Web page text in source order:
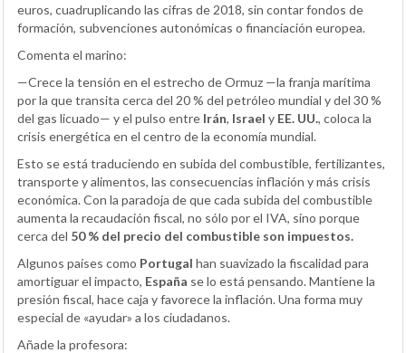
euros, cuadruplicando las cifras de 2018, sin contar fondos de
formación, subvenciones autonómicas o financiación europea.
Comenta el marino:
—Crece la tensión en el estrecho de Ormuz —la franja marítima
por la que transita cerca del 20 % del petróleo mundial y del 30 %
del gas licuado— y el pulso entre Irán, Israel y EE. UU., coloca la
crisis energética en el centro de la economía mundial.
Esto se está traduciendo en subida del combustible, fertilizantes,
transporte y alimentos, las consecuencias inflación y más crisis
económica. Con la paradoja de que cada subida del combustible
aumenta la recaudación fiscal, no sólo por el IVA, sino porque
cerca del 50 % del precio del combustible son impuestos.
Algunos países como Portugal han suavizado la fiscalidad para
amortiguar el impacto, España se lo está pensando. Mantiene la
presión fiscal, hace caja y favorece la inflación. Una forma muy
especial de «ayudar» a los ciudadanos.
Añade la profesora: